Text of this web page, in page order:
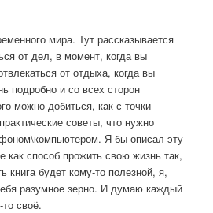
мира. Тут рассказывается
от дел, в момент, когда вы
от отдыха, когда вы
подробно и со всех сторон
можно добиться, как с точки
советы, что нужно
Я бы описал эту
как способ прожить свою жизнь так,
книга будет кому-то полезной, я,
разумное зерно. И думаю каждый
своё.